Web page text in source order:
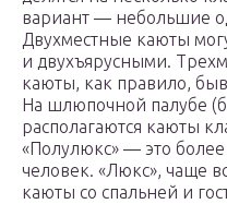
вариант — небольшие
Двухместные каюты
и двухъярусными.
каюты, как правило,
На шлюпочной палубе
располагаются каюты
«Полулюкс» — это
человек. «Люкс», чаще
каюты со спальней и